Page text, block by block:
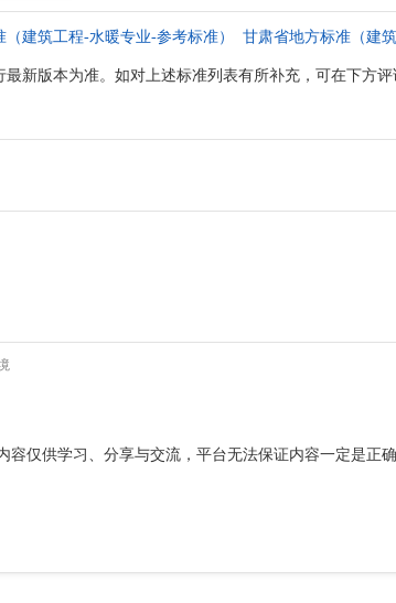
建筑工程-水暖专业-参考标准） 甘肃省地方标准（建
新版本为准。如对上述标准列表有所补充，可在下方
容仅供学习、分享与交流，平台无法保证内容一定是正